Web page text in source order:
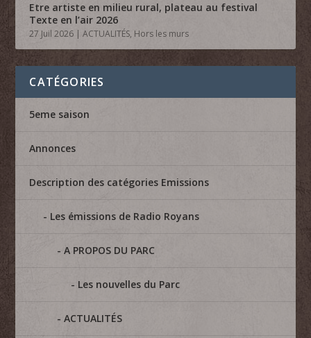
Etre artiste en milieu rural, plateau au festival
Texte en l’air 2026
27 Juil 2026 |ACTUALITÉS, Hors les murs
CATÉGORIES
5eme saison
Annonces
Description des catégories Emissions
Les émissions de Radio Royans
A PROPOS DU PARC
Les nouvelles du Parc
ACTUALITÉS